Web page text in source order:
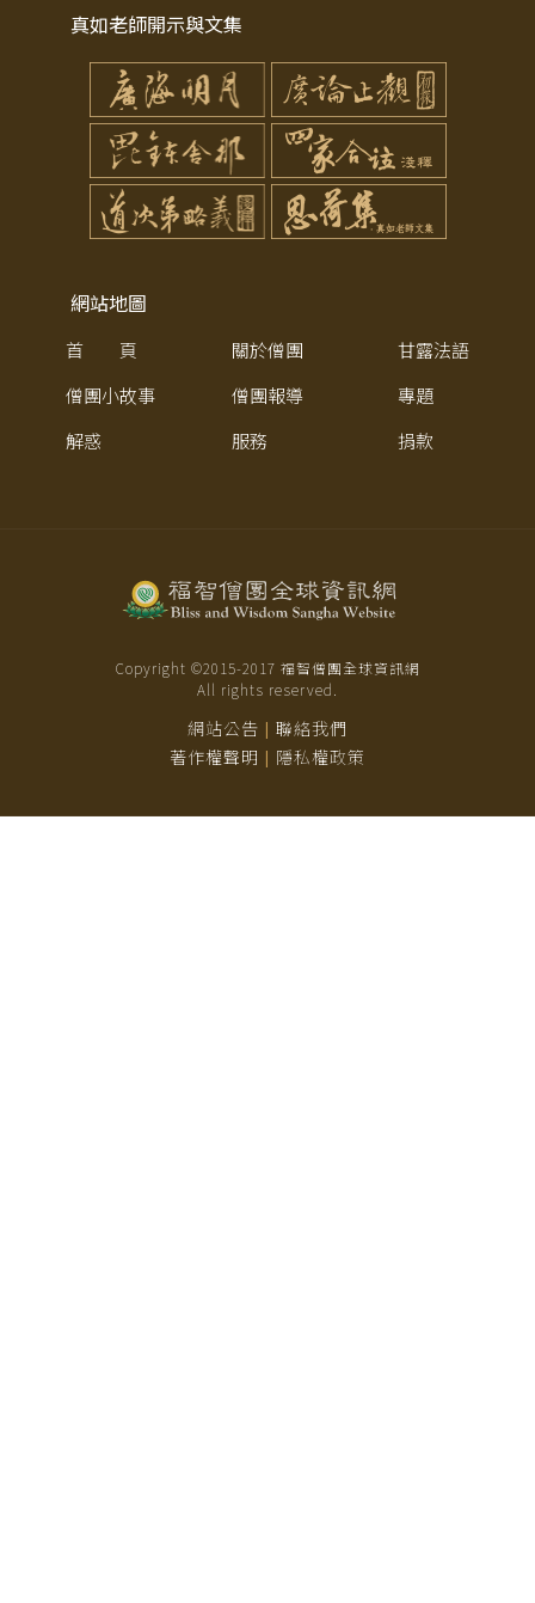
真如老師開示與文集
網站地圖
首 頁 關於僧團
甘露法語
僧團小故事
僧團報導
專題
解惑
服務 捐款
Copyright ©2015-2017 福智僧團全球資訊網
All rights reserved.
網站公告 | 聯絡我們
著作權聲明 | 隱私權政策